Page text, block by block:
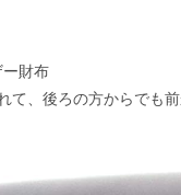
財布
て、後ろの方からでも